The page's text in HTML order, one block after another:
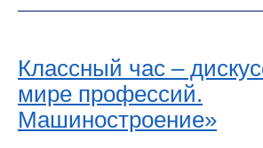
Классный час –
мире профессий.
Машиностроение»